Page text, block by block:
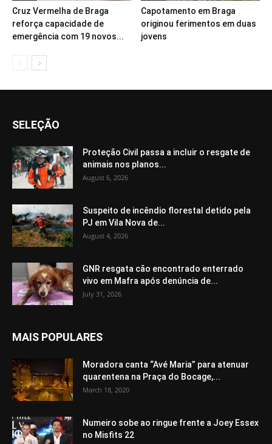
Cruz Vermelha de Braga
reforça capacidade de
emergência com 19 novos...
Capotamento em Braga
originou ferimentos em duas
jovens
SELEÇÃO
Proteção Civil passa a incluir o resgate de
animais nos planos...
August 6, 2026
Suspeito de incêndio florestal detido pela
PJ em Vila Nova de...
August 4, 2026
GNR resgata cão encontrado enterrado
vivo em Mafra após denúncia de...
July 31, 2026
MAIS POPULARES
Moradora canta “Avé Maria” para atenuar
quarentena na Praça do Bocage,...
March 18, 2020
Numeiro sobe ao ringue frente a Joey Essex
no Misfits 22